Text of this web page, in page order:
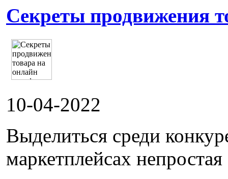
Секреты продвижения
10-04-2022
Выделиться среди
маркетплейсах